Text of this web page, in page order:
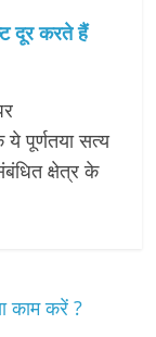
दूर करते हैं
ये पूर्णतया सत्य
क्षेत्र के
काम करें ?